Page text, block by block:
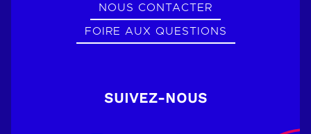
NOUS CONTACTER
FOIRE AUX QUESTIONS
SUIVEZ-NOUS